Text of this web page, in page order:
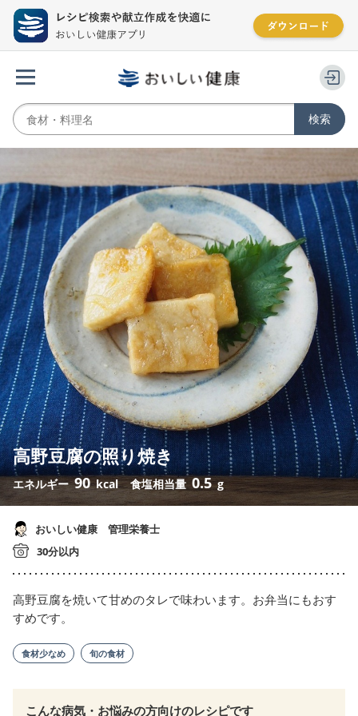
高野豆腐の照り焼き
エネルギー90 kcal 食塩相当量 0.5 g
おいしい健康 管理栄養士
30分以内
高野豆腐を焼いて甘めのタレで味わいます。お弁当にもおす
すめです。
食材少なめ 旬の食材
こんな病気・お悩みの方向けのレシピです